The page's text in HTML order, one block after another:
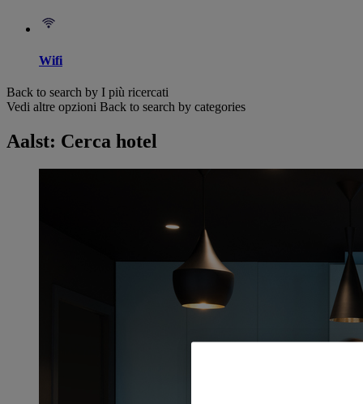
Wifi
Back to search by I più ricercati
Vedi altre opzioni Back to search by categories
Aalst: Cerca hotel